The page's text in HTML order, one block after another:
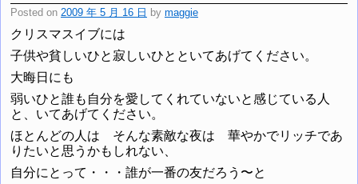
Posted on 2009 年 5 月 16 日 by maggie
クリスマスイブには
子供や貧しいひと寂しいひとといてあげてください。
大晦日にも
弱いひと誰も自分を愛してくれていないと感じている人
と、いてあげてください。
ほとんどの人は そんな素敵な夜は 華やかでリッチであ
りたいと思うかもしれない、
自分にとって・・・誰が一番の友だろう〜と